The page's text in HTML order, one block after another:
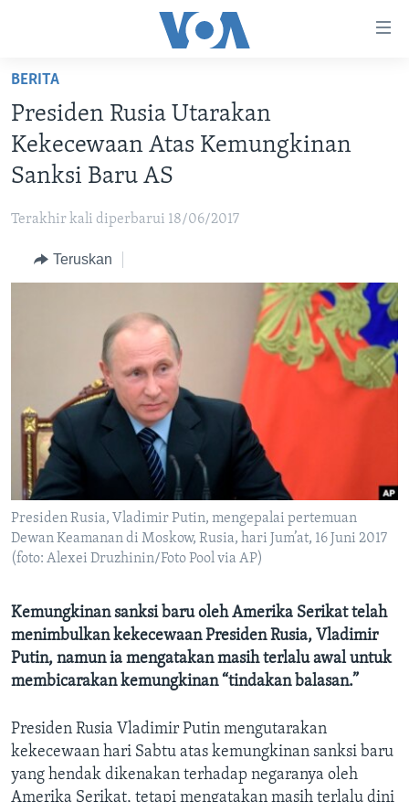
Akses
Lanjut
ke
Konten
Utama
ke
Utama
Lanjut
BERANDA
DUNIA
VIDEO
DAFTAR PROGRAM
Bahasa-bahasa
BERITA
Presiden Rusia Utarakan
Kekecewaan Atas Kemungkinan
Sanksi Baru AS
Terakhir kali diperbarui 18/06/2017
Teruskan
Presiden Rusia, Vladimir Putin, mengepalai pertemuan
Dewan Keamanan di Moskow, Rusia, hari Jum’at, 16 Juni 2017
(foto: Alexei Druzhinin/Foto Pool via AP)
Kemungkinan sanksi baru oleh Amerika Serikat telah
menimbulkan kekecewaan Presiden Rusia, Vladimir
Putin, namun ia mengatakan masih terlalu awal untuk
membicarakan kemungkinan “tindakan balasan.”
Presiden Rusia Vladimir Putin mengutarakan
kekecewaan hari Sabtu atas kemungkinan sanksi baru
yang hendak dikenakan terhadap negaranya oleh
Amerika Serikat, tetapi mengatakan masih terlalu dini